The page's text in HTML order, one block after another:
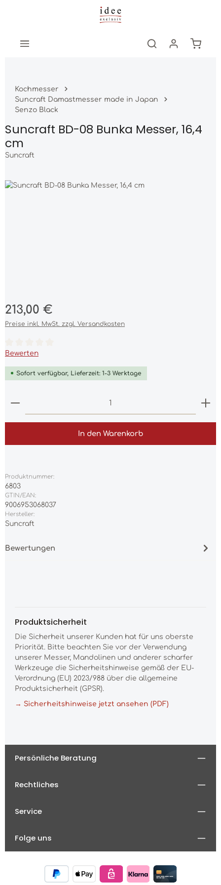
Zum Hauptinhalt springen
Kochmesser
Suncraft Damastmesser made in Japan
Senzo Black
Suncraft BD-08 Bunka Messer, 16,4
cm
Suncraft
Bildergalerie überspringen
Regulärer Preis:
213,00 €
Preise inkl. MwSt. zzgl. Versandkosten
Durchschnittliche Bewertung von 0 von 5 Sternen
Bewerten
Sofort verfügbar, Lieferzeit: 1-3 Werktage
Produkt Anzahl: Gib den gewünschten Wert
In den Warenkorb
Produktnummer:
6803
GTIN/EAN:
9006953068037
Hersteller:
Suncraft
Bewertungen
Produktsicherheit
Die Sicherheit unserer Kunden hat für uns oberste
Priorität. Bitte beachten Sie vor der Verwendung
unserer Messer, Mandolinen und anderer scharfer
Werkzeuge die Sicherheitshinweise gemäß der EU-
Verordnung (EU) 2023/988 über die allgemeine
Produktsicherheit (GPSR).
→ Sicherheitshinweise jetzt ansehen (PDF)
Persönliche Beratung
Rechtliches
Service
Folge uns